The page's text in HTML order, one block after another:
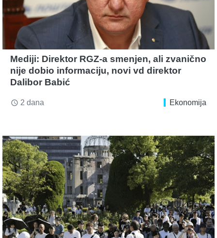
Mediji: Direktor RGZ-a smenjen, ali zvanično
nije dobio informaciju, novi vd direktor
Dalibor Babić
access_time 2 dana Ekonomija